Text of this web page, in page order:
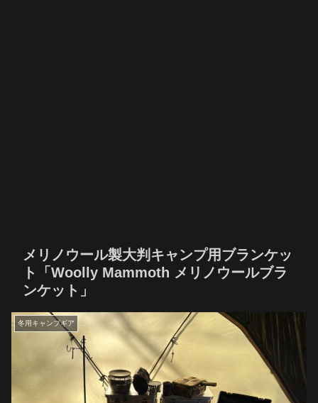
メリノウール製大判キャンプ用ブランケッ
ト「Woolly Mammoth メリノウールブラ
ンケット」
冬用キャンプギア